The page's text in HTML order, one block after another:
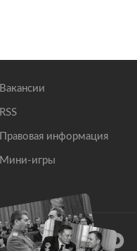
Вакансии
RSS
Правовая информация
Мини-игры